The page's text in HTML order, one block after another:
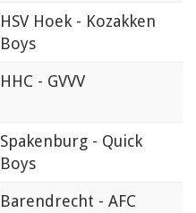
HSV Hoek - Kozakken
Boys
HHC - GVVV
Spakenburg - Quick
Boys
Barendrecht - AFC